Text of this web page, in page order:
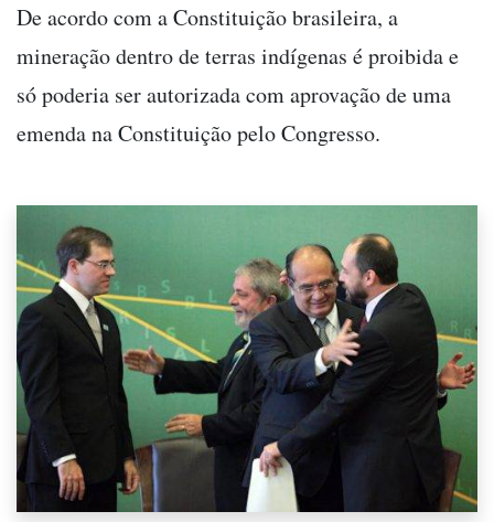
De acordo com a Constituição brasileira, a
mineração dentro de terras indígenas é proibida e
só poderia ser autorizada com aprovação de uma
emenda na Constituição pelo Congresso.